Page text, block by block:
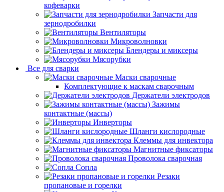
кофеварки
Запчасти для
зернодробилки
Вентиляторы
Микроволновки
Блендеры и миксеры
Мясорубки
Все для сварки
Маски сварочные
Комплектующие к маскам сварочным
Держатели электродов
Зажимы
контактные (массы)
Инверторы
Шланги кислородные
Клеммы для инвектора
Магнитные фиксаторы
Проволока сварочная
Сопла
Резаки
пропановые и горелки